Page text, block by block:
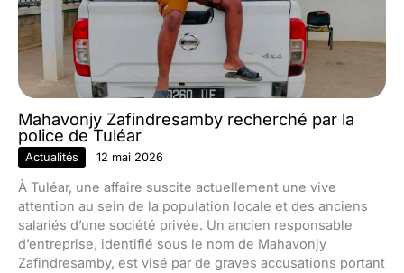
Mahavonjy Zafindresamby recherché par la
police de Tuléar
Actualités 12 mai 2026
À Tuléar, une affaire suscite actuellement une vive
attention au sein de la population locale et des anciens
salariés d’une société privée. Un ancien responsable
d’entreprise, identifié sous le nom de Mahavonjy
Zafindresamby, est visé par de graves accusations portant